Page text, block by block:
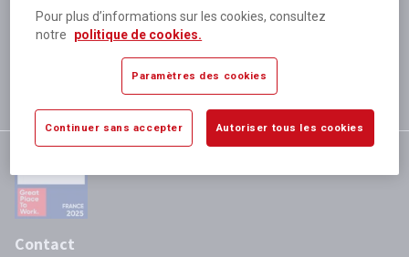
disponibles
Expédition le jour même
si validation avant 12h
satisfaction totale
Contact
Pour plus d’informations sur les cookies, consultez
notre
politique de cookies.
Paramètres des cookies
Continuer sans accepter Autoriser tous les cookies